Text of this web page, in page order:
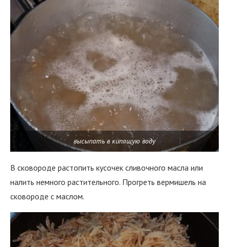
высыпать в кипящую воду
В сковороде растопить кусочек сливочного масла или
налить немного растительного. Прогреть вермишель на
сковороде с маслом.